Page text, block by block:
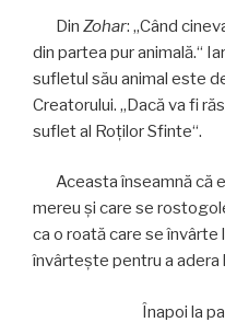
Din Zohar: „Când
din partea pur animală.“
sufletul său animal este
Creatorului. „Dacă va fi
suflet al Roţilor Sfinte“.
Aceasta înseamnă că
mereu şi care se
ca o roată care se
învârteşte pentru a adera
Înapoi la